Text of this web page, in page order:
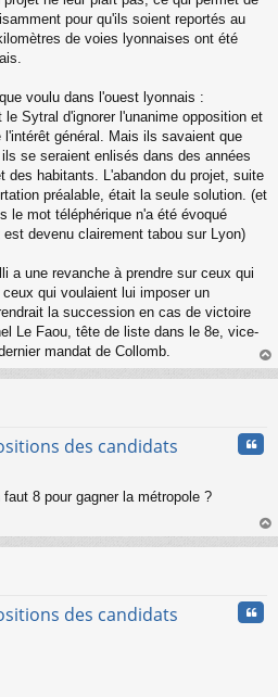
pour qu'ils soient reportés au
de voies lyonnaises ont été
voulu dans l'ouest lyonnais :
Sytral d'ignorer l'unanime opposition et
général. Mais ils savaient que
se seraient enlisés dans des années
des habitants. L'abandon du projet, suite
préalable, était la seule solution. (et
le mot téléphérique n'a été évoqué
devenu clairement tabou sur Lyon)
a une revanche à prendre sur ceux qui
qui voulaient lui imposer un
la succession en cas de victoire
Le Faou, tête de liste dans le 8e, vice-
mandat de Collomb.
au
des candidats
8 pour gagner la métropole ?
au
des candidats